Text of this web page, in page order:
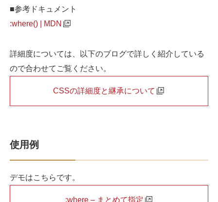
■参考ドキュメント
:where() | MDN
詳細度については、以下のブログで詳しく紹介している
ので合わせてご覧ください。
CSSの詳細度と継承について
使用例
デモはこちらです。
:where – まとめて指定